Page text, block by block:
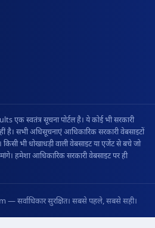
एक स्वतंत्र सूचना पोर्टल है। ये कोई भी सरकारी
है। सभी अधिसूचनाएं आधिकारिक सरकारी वेबसाइटों
किसी भी धोखाधड़ी वाली वेबसाइट या एजेंट से बचे जो
हमेशा आधिकारिक सरकारी वेबसाइट पर ही
सर्वाधिकार सुरक्षित। सबसे पहले, सबसे सही।